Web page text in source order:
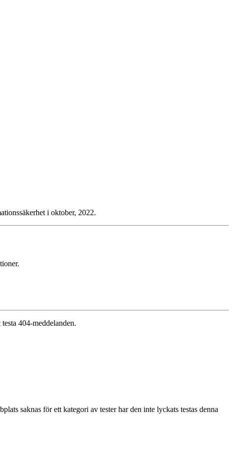
i oktober, 2022.
404-meddelanden.
saknas för ett kategori av tester har den inte lyckats testas denna